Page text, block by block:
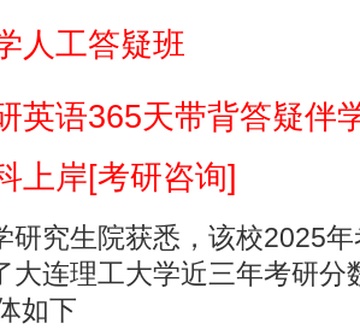
人工答疑班
英语365天带背答疑伴
上岸[考研咨询]
研究生院获悉，该校2025
大连理工大学近三年考研分
如下